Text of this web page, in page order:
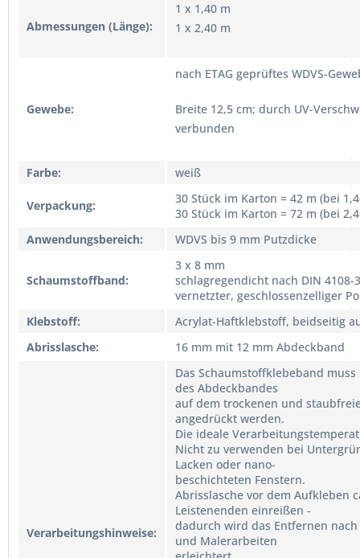
Abmessungen (Länge):
1 x 1,40 m
1 x 2,40 m
Gewebe:
nach ETAG geprüftes WDVS-
Breite 12,5 cm; durch UV-
verbunden
Farbe: weiß
Verpackung:
30 Stück im Karton = 42 m (bei
30 Stück im Karton = 72 m (bei
Anwendungsbereich:
WDVS bis 9 mm Putzdicke
Schaumstoffband:
3 x 8 mm
schlagregendicht nach DIN 4108-3
vernetzter, geschlossenzelliger
Klebstoff:
Acrylat-Haftklebstoff, beidseitig
Abrisslasche:
16 mm mit 12 mm Abdeckband
Verarbeitungshinweise:
Das Schaumstoffklebeband
des Abdeckbandes
auf dem trockenen und
angedrückt werden.
Die ideale
Nicht zu verwenden bei
Lacken oder nano-
beschichteten Fenstern.
Abrisslasche vor dem Aufkleben
Leistenenden einreißen -
dadurch wird das Entfernen
und Malerarbeiten